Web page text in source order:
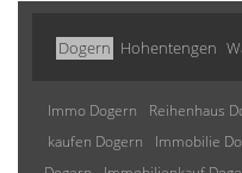
Dogern Hohentengen
Immo Dogern Reihenhaus
kaufen Dogern
Immobilie